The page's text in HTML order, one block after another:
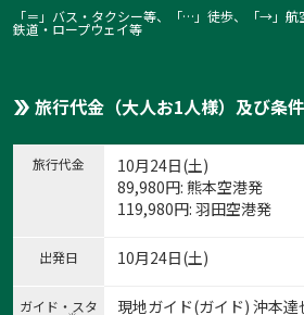
「＝」バス・タクシー等、「…」徒歩、「→」航
鉄道・ロープウェイ等
旅行代金（大人お1人様）及び条件
旅行代金
10月24日(土)
89,980円: 熊本空港発
119,980円: 羽田空港発
出発日 10月24日(土)
ガイド・スタ 現地ガイド(ガイド) 沖本達